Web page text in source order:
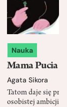
Nauka
Mama Pucia
Agata Sikora
Tatom daje się
osobistej ambicji,